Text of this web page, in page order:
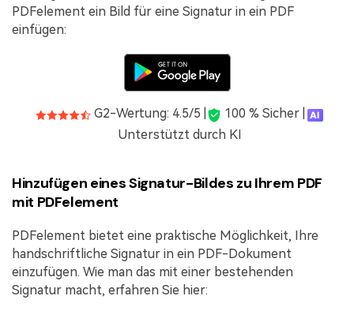
PDFelement ein Bild für eine Signatur in ein PDF
einfügen:
G2-Wertung: 4.5/5 |
100 % Sicher |
Unterstützt durch KI
Hinzufügen eines Signatur-Bildes zu Ihrem PDF
mit PDFelement
PDFelement bietet eine praktische Möglichkeit, Ihre
handschriftliche Signatur in ein PDF-Dokument
einzufügen. Wie man das mit einer bestehenden
Signatur macht, erfahren Sie hier: